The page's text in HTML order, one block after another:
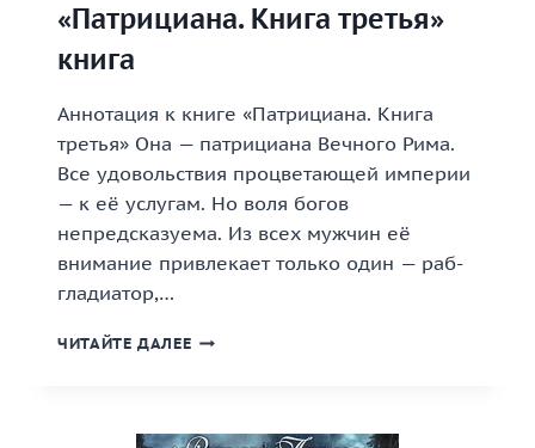
«Патрициана. Книга третья»
книга
Аннотация к книге «Патрициана. Книга
третья» Она — патрициана Вечного Рима.
Все удовольствия процветающей империи
— к её услугам. Но воля богов
непредсказуема. Из всех мужчин её
внимание привлекает только один — раб-
гладиатор,…
ЧИТАЙТЕ ДАЛЕЕ «ПАТРИЦИАНА.